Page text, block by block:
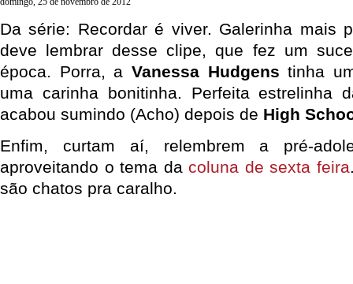
Da série: Recordar é viver. Galerinha mais
deve lembrar desse clipe, que fez um
época. Porra, a Vanessa Hudgens tinha
uma carinha bonitinha. Perfeita estrelinha
acabou sumindo (Acho) depois de High
Enfim, curtam aí, relembrem a pré-
aproveitando o tema da coluna de sexta feira
são chatos pra caralho.